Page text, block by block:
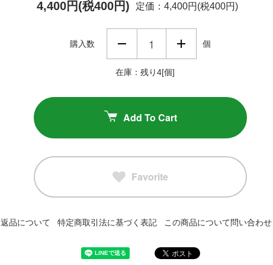
4,400円(税400円) 定価：4,400円(税400円)
購入数 個
在庫：残り4[個]
Add To Cart
Favorite
返品について 特定商取引法に基づく表記 この商品について問い合わ